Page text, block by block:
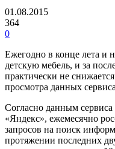
01.08.2015
364
0
Ежегодно в конце лета и
детскую мебель, и за
практически не
просмотра данных
Согласно данным
«Яндекс», ежемесячно
запросов на поиск
протяжении последних